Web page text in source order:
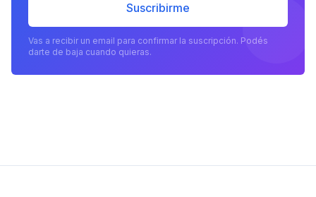
Suscribirme
Vas a recibir un email para confirmar la suscripción. Podés
darte de baja cuando quieras.